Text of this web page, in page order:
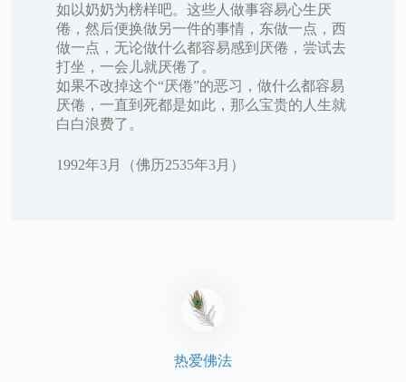
如以奶奶为榜样吧。这些人做事容易心生厌
倦，然后便换做另一件的事情，东做一点，西
做一点，无论做什么都容易感到厌倦，尝试去
打坐，一会儿就厌倦了。
如果不改掉这个“厌倦”的恶习，做什么都容易
厌倦，一直到死都是如此，那么宝贵的人生就
白白浪费了。
1992年3月（佛历2535年3月）
热爱佛法